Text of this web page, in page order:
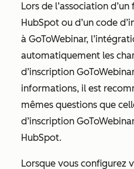
Lors de l’association
HubSpot ou d’un code
à GoToWebinar,
automatiquement les
d’inscription
informations, il est
mêmes questions que
d’inscription
HubSpot.
Lorsque vous configurez